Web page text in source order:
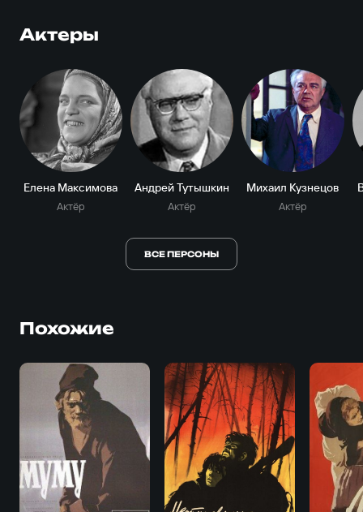
Актеры
Елена Максимова
Актёр
Андрей Тутышкин
Актёр
Михаил Кузнецов
Актёр
ВСЕ ПЕРСОНЫ
Похожие